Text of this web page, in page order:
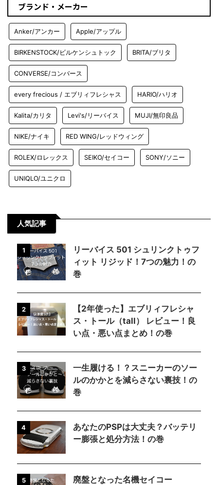
ブランド・メーカー
Anker/アンカー Apple/アップル
BIRKENSTOCK/ビルケンシュトック BRITA/ブリタ
CONVERSE/コンバース
every frecious / エブリィフレシャス HARIO/ハリオ
Kalita/カリタ Levi's/リーバイス MUJI/無印良品
NIKE/ナイキ RED WING/レッドウィング
ROLEX/ロレックス SEIKO/セイコー SONY/ソニー
UNIQLO/ユニクロ
人気記事
1
リーバイス 501 シュリンクトゥフ
ィット リジッド！7つの魅力！の
巻
2
【2年使った】エブリィフレシャ
ス・トール（tall） レビュー！良
い点・悪い点まとめ！の巻
3
一生履ける！？スニーカーのソー
ルのかかとを減らさない裏技！の
巻
4
あなたのPSPは大丈夫？バッテリ
ー膨張と処分方法！の巻
5
廃盤となった名機セイコー